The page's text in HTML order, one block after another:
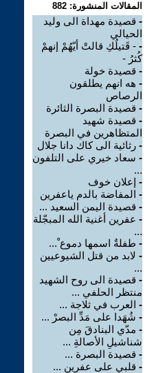
المقالات المنشورة: 882
- قصيدة مهداة الى وليد
الحيالي
- - قَتيلُكِ قالتْ أيّهُمْ إنهمْ
كُثرُ -
- قصيدة خولة
- هه انهم يطلقون
الرصاص
- قصيدة البصرة الثائرة
- قصيدة شهيد
المتظاهرين في البصرة
- رثائية الى كاك دانا جلال
- سعاد خيري على التلفون
...
- إعلان خوف
- المفاضة بالدم ياعفرين
- قصيدة اليمن السعيد ...
- عفرين أغنية الله المبجّلة
...
- طفلةٌ اسمها دموع ْ...
- لابد من قتل الشيوعيين
...
- قصيدة الى روح الشهيد
منتظر الحلفي ...
- العرب في ثلاجة ...
- شُهَدا على مَدِّ البصرْ ...
- مدّي البنادقَ مِن
شناشيلِ الأصالةِ ...
- قصيدة البصرة ...
- قلبي على عفرين ...